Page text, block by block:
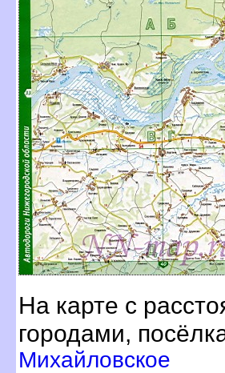
На карте с
ородами,
Михайловское